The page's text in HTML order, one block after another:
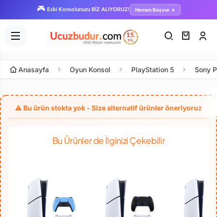
🎮 Eski Konsolunuzu BİZ ALIYORUZ! Hemen Başvur →
Anasayfa Oyun Konsol PlayStation 5 Sony
Bu Ürünler de İlginizi Çekebilir